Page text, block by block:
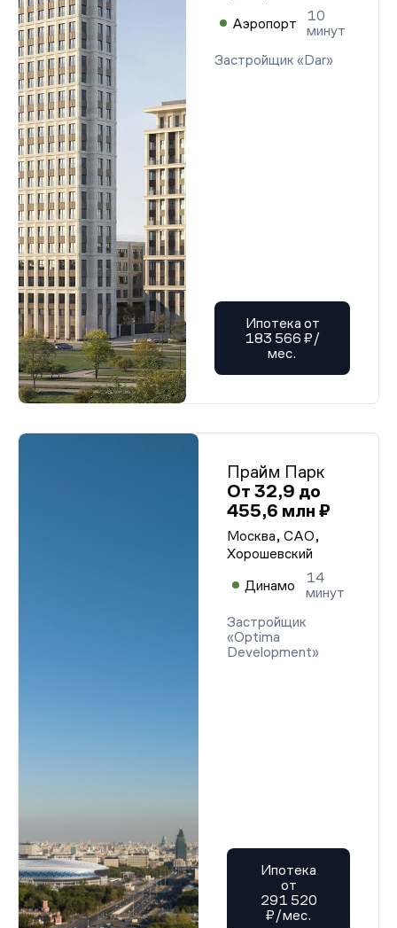
Аэропорт
10
минут
Застройщик «Dar»
Ипотека от
183 566 ₽/
мес.
Прайм Парк
От 32,9 до
455,6 млн ₽
Москва, САО,
Хорошевский
Динамо
14
минут
Застройщик
«Optima
Development»
Ипотека
от
291 520
₽/мес.